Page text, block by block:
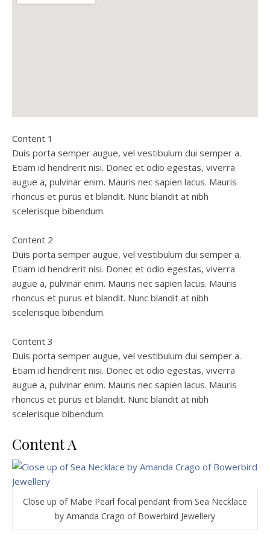
Content 1
Duis porta semper augue, vel vestibulum dui semper a.
Etiam id hendrerit nisi. Donec et odio egestas, viverra
augue a, pulvinar enim. Mauris nec sapien lacus. Mauris
rhoncus et purus et blandit. Nunc blandit at nibh
scelerisque bibendum.
Content 2
Duis porta semper augue, vel vestibulum dui semper a.
Etiam id hendrerit nisi. Donec et odio egestas, viverra
augue a, pulvinar enim. Mauris nec sapien lacus. Mauris
rhoncus et purus et blandit. Nunc blandit at nibh
scelerisque bibendum.
Content 3
Duis porta semper augue, vel vestibulum dui semper a.
Etiam id hendrerit nisi. Donec et odio egestas, viverra
augue a, pulvinar enim. Mauris nec sapien lacus. Mauris
rhoncus et purus et blandit. Nunc blandit at nibh
scelerisque bibendum.
Content A
Close up of Mabe Pearl focal pendant from Sea Necklace
by Amanda Crago of Bowerbird Jewellery